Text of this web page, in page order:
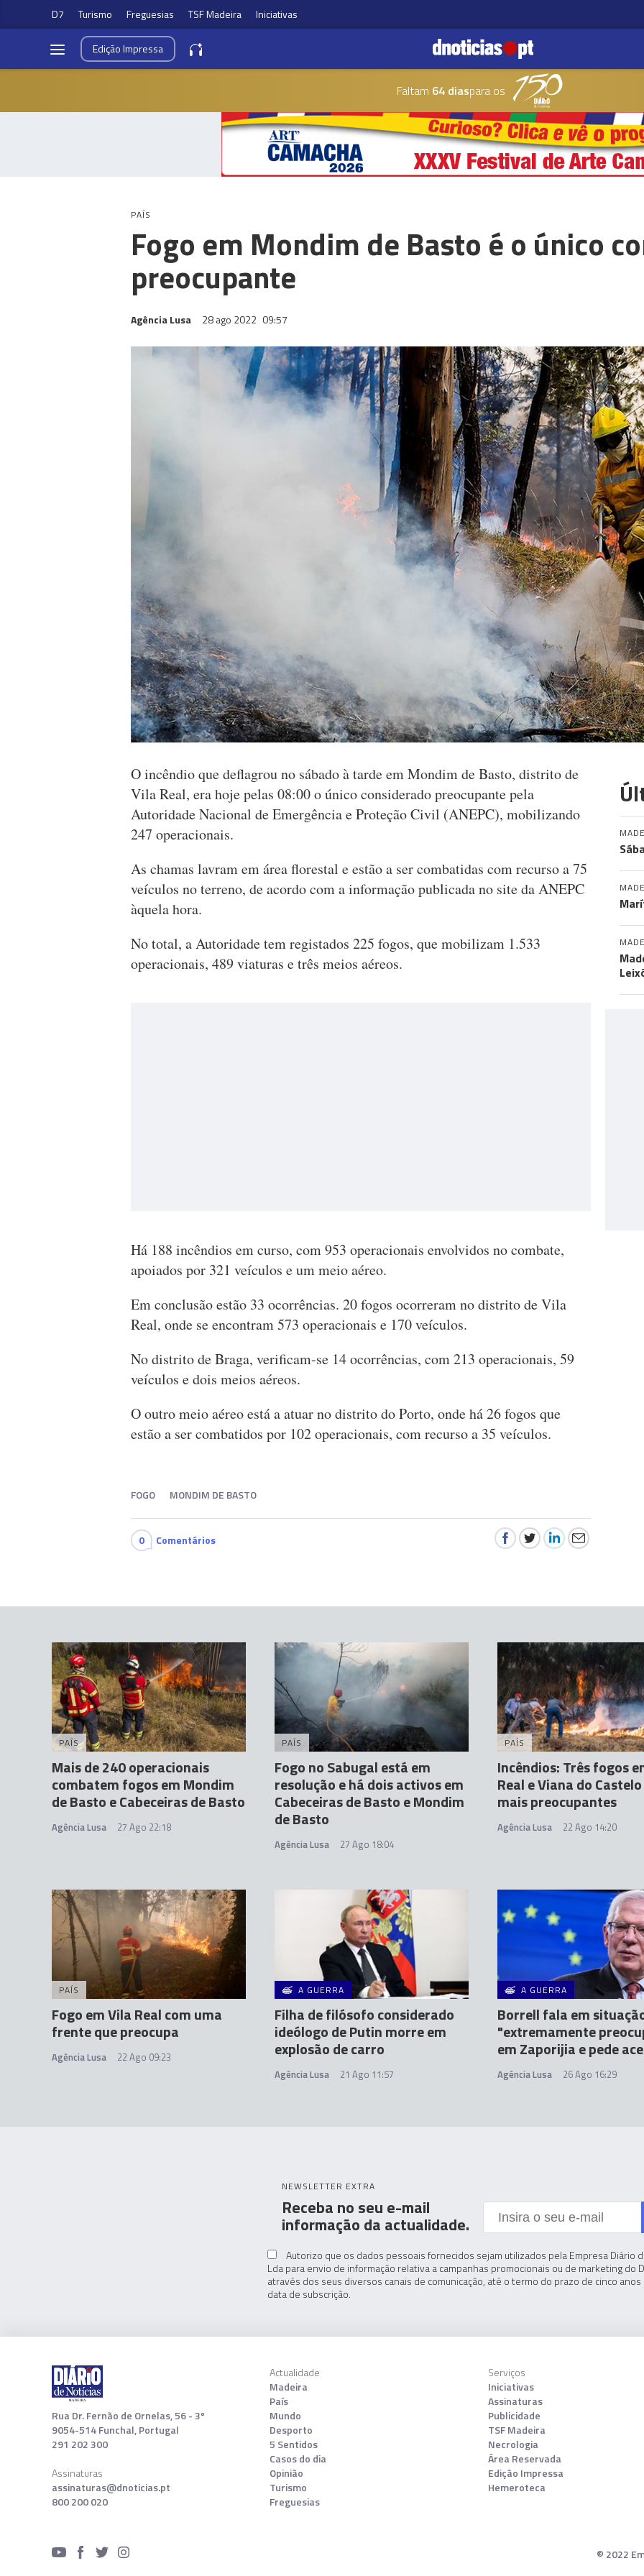
D7 Turismo Freguesias TSF Madeira Iniciativas
EdiçãoImpressa
Faltam 64 diaspara os
PAÍS
Fogo em Mondim de Basto é o único
preocupante
Agência Lusa 28 ago 2022 09:57
O incêndio que deflagrou no sábado à tarde em Mondim de Basto, distrito de
Vila Real, era hoje pelas 08:00 o único considerado preocupante pela
Autoridade Nacional de Emergência e Proteção Civil (ANEPC), mobilizando
247 operacionais.
As chamas lavram em área florestal e estão a ser combatidas com recurso a 75
veículos no terreno, de acordo com a informação publicada no site da ANEPC
àquela hora.
No total, a Autoridade tem registados 225 fogos, que mobilizam 1.533
operacionais, 489 viaturas e três meios aéreos.
Há 188 incêndios em curso, com 953 operacionais envolvidos no combate,
apoiados por 321 veículos e um meio aéreo.
Em conclusão estão 33 ocorrências. 20 fogos ocorreram no distrito de Vila
Real, onde se encontram 573 operacionais e 170 veículos.
No distrito de Braga, verificam-se 14 ocorrências, com 213 operacionais, 59
veículos e dois meios aéreos.
O outro meio aéreo está a atuar no distrito do Porto, onde há 26 fogos que
estão a ser combatidos por 102 operacionais, com recurso a 35 veículos.
FOGO MONDIM DE BASTO
0 Comentários
PAÍS
Mais de 240 operacionais
combatem fogos em Mondim
de Basto e Cabeceiras de Basto
Agência Lusa 27 Ago 22:18
PAÍS
Fogo no Sabugal está em
resolução e há dois activos em
Cabeceiras de Basto e Mondim
de Basto
Agência Lusa 27 Ago 18:04
PAÍS
Incêndios: Três fogos
Real e Viana do
mais preocupantes
Agência Lusa 22 Ago 14:20
PAÍS
Fogo em Vila Real com uma
frente que preocupa
Agência Lusa 22 Ago 09:23
A GUERRA
Filha de filósofo considerado
ideólogo de Putin morre em
explosão de carro
Agência Lusa 21 Ago 11:57
A GUERRA
Borrell fala em
"extremamente
em Zaporijia e pede
Agência Lusa 26 Ago 16:29
NEWSLETTER EXTRA
Receba no seu e-mail
informação da actualidade.
Autorizo que os dados pessoais fornecidos sejam utilizados pela Empresa Diário
Lda para envio de informação relativa a campanhas promocionais ou de marketing do
através dos seus diversos canais de comunicação, até o termo do prazo de cinco anos
data de subscrição.
Rua Dr. Fernão de Ornelas, 56 - 3º
9054-514 Funchal, Portugal
291 202 300
Assinaturas
assinaturas@dnoticias.pt
800 200 020
Actualidade
Madeira
País
Mundo
Desporto
5 Sentidos
Casos do dia
Opinião
Turismo
Freguesias
Serviços
Iniciativas
Assinaturas
Publicidade
TSF Madeira
Necrologia
Área Reservada
Edição Impressa
Hemeroteca
© 2022